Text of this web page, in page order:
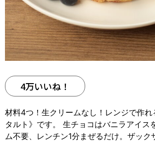
4万いいね！
材料4つ！生クリームなし！レンジで作れ
タルト》です。 生チョコはバニラアイス
ム不要、レンチン1分まぜるだけ。 ザック